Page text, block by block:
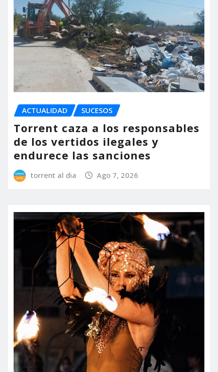
ACTUALIDAD SUCESOS
Torrent caza a los responsables
de los vertidos ilegales y
endurece las sanciones
torrent al dia Ago 7, 2026